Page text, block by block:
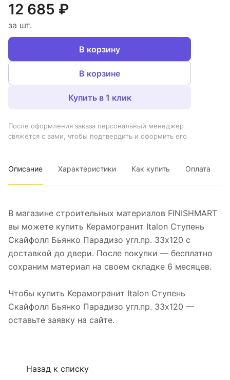
12 685 ₽
за шт.
В корзину
В корзине
Купить в 1 клик
После оформления заказа персональный менеджер
свяжется с вами, чтобы подтвердить и оформить его
Описание Характеристики Как купить Оплата
В магазине строительных материалов FINISHMART
вы можете купить Керамогранит Italon Ступень
Скайфолл Бьянко Парадизо угл.пр. 33х120 с
доставкой до двери. После покупки — бесплатно
сохраним материал на своем складке 6 месяцев.
Чтобы купить Керамогранит Italon Ступень
Скайфолл Бьянко Парадизо угл.пр. 33х120 —
оставьте заявку на сайте.
Назад к списку